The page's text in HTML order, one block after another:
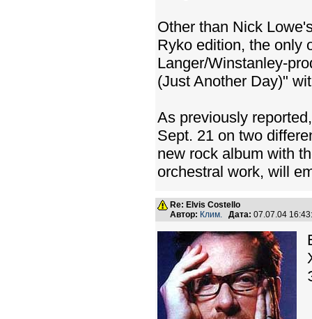
Other than Nick
Ryko edition, the only
Langer/Winstanley-
(Just Another Day)"
As previously
Sept. 21 on two
new rock album with
orchestral work, will
Re: Elvis Costello
Автор: Клим. Дата: 07.07.04